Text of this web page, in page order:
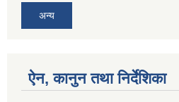
अन्य
ऐन, कानुन तथा निर्देशिका